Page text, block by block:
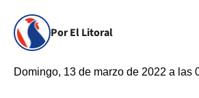
Por El Litoral
Domingo, 13 de marzo de 2022 a las